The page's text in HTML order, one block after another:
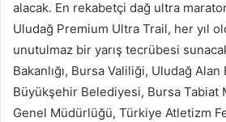
alacak. En rekabetçi dağ ultra
Uludağ Premium Ultra Trail, her yıl
unutulmaz bir yarış tecrübesi
Bakanlığı, Bursa Valiliği, Uludağ Alan
Büyükşehir Belediyesi, Bursa Tabiat
Genel Müdürlüğü, Türkiye Atletizm